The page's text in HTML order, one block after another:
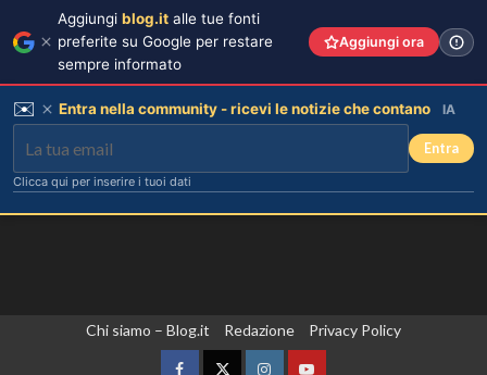
Chi siamo – Blog.it Redazione Privacy Policy
Aggiungi blog.it alle tue fonti
preferite su Google per restare
sempre informato
Aggiungi ora
✉️ Entra nella community - ricevi le notizie che contano IA
Entra
Clicca qui per inserire i tuoi dati